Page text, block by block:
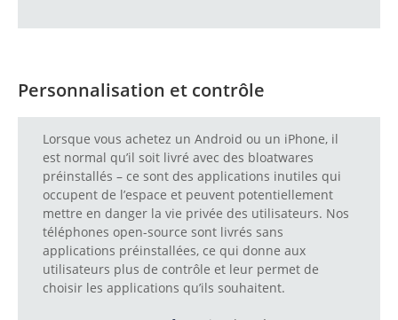
Personnalisation et contrôle
Lorsque vous achetez un Android ou un iPhone, il
est normal qu’il soit livré avec des bloatwares
préinstallés – ce sont des applications inutiles qui
occupent de l’espace et peuvent potentiellement
mettre en danger la vie privée des utilisateurs. Nos
téléphones open-source sont livrés sans
applications préinstallées, ce qui donne aux
utilisateurs plus de contrôle et leur permet de
choisir les applications qu’ils souhaitent.